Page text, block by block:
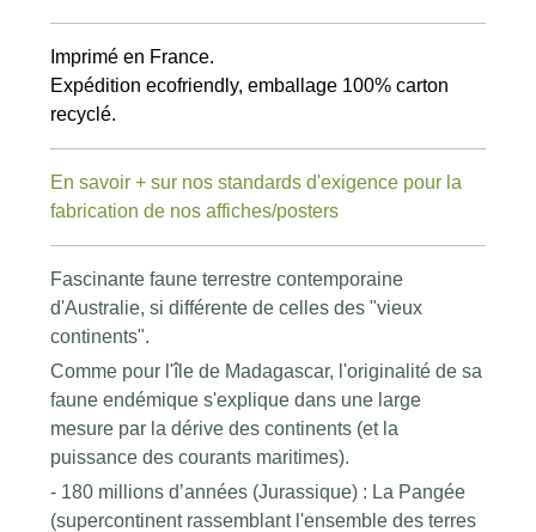
Imprimé en France.
Expédition ecofriendly, emballage 100% carton
recyclé.
En savoir + sur nos standards d'exigence pour la
fabrication de nos affiches/posters
Fascinante faune terrestre contemporaine
d'Australie, si différente de celles des "vieux
continents".
Comme pour l'île de Madagascar, l'originalité de sa
faune endémique s'explique dans une large
mesure par la dérive des continents (et la
puissance des courants maritimes).
- 180 millions d’années (Jurassique) : La Pangée
(supercontinent rassemblant l'ensemble des terres